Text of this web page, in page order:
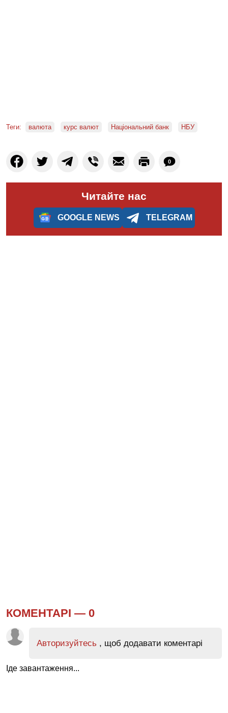
Теги: валюта курс валют Національний банк НБУ
0
Читайте нас
GOOGLE NEWS TELEGRAM
КОМЕНТАРІ — 0
Авторизуйтесь , щоб додавати коментарі
Іде завантаження...